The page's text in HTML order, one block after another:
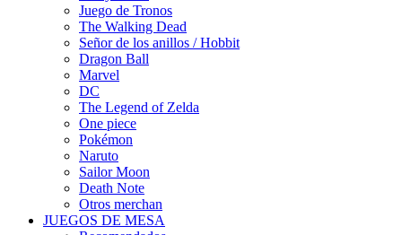
Juego de Tronos
The Walking Dead
Señor de los anillos / Hobbit
Dragon Ball
Marvel
DC
The Legend of Zelda
One piece
Pokémon
Naruto
Sailor Moon
Death Note
Otros merchan
JUEGOS DE MESA